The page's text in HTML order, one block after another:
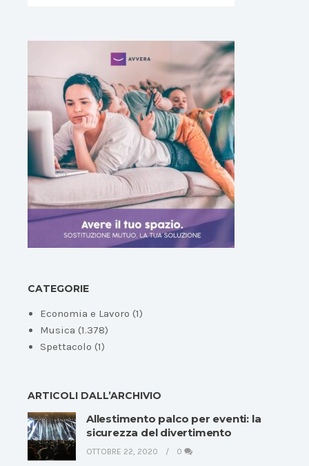
CATEGORIE
Economia e Lavoro (1)
Musica (1.378)
Spettacolo (1)
ARTICOLI DALL’ARCHIVIO
Allestimento palco per eventi: la
sicurezza del divertimento
OTTOBRE 22, 2020 0